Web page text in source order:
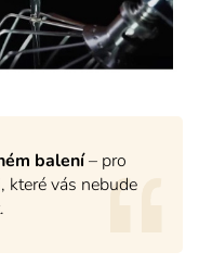
balení– pro
které vás nebude